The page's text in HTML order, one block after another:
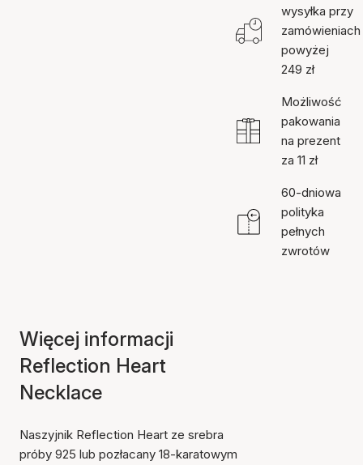
wysyłka przy
zamówieniach
powyżej
249 zł
Możliwość
pakowania
na prezent
za 11 zł
60-dniowa
polityka
pełnych
zwrotów
Więcej informacji
Reflection Heart
Necklace
Naszyjnik Reflection Heart ze srebra
próby 925 lub pozłacany 18-karatowym